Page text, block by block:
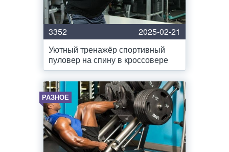
3352
2025-02-21
Уютный тренажёр спортивный
пуловер на спину в кроссовере
РАЗНОЕ